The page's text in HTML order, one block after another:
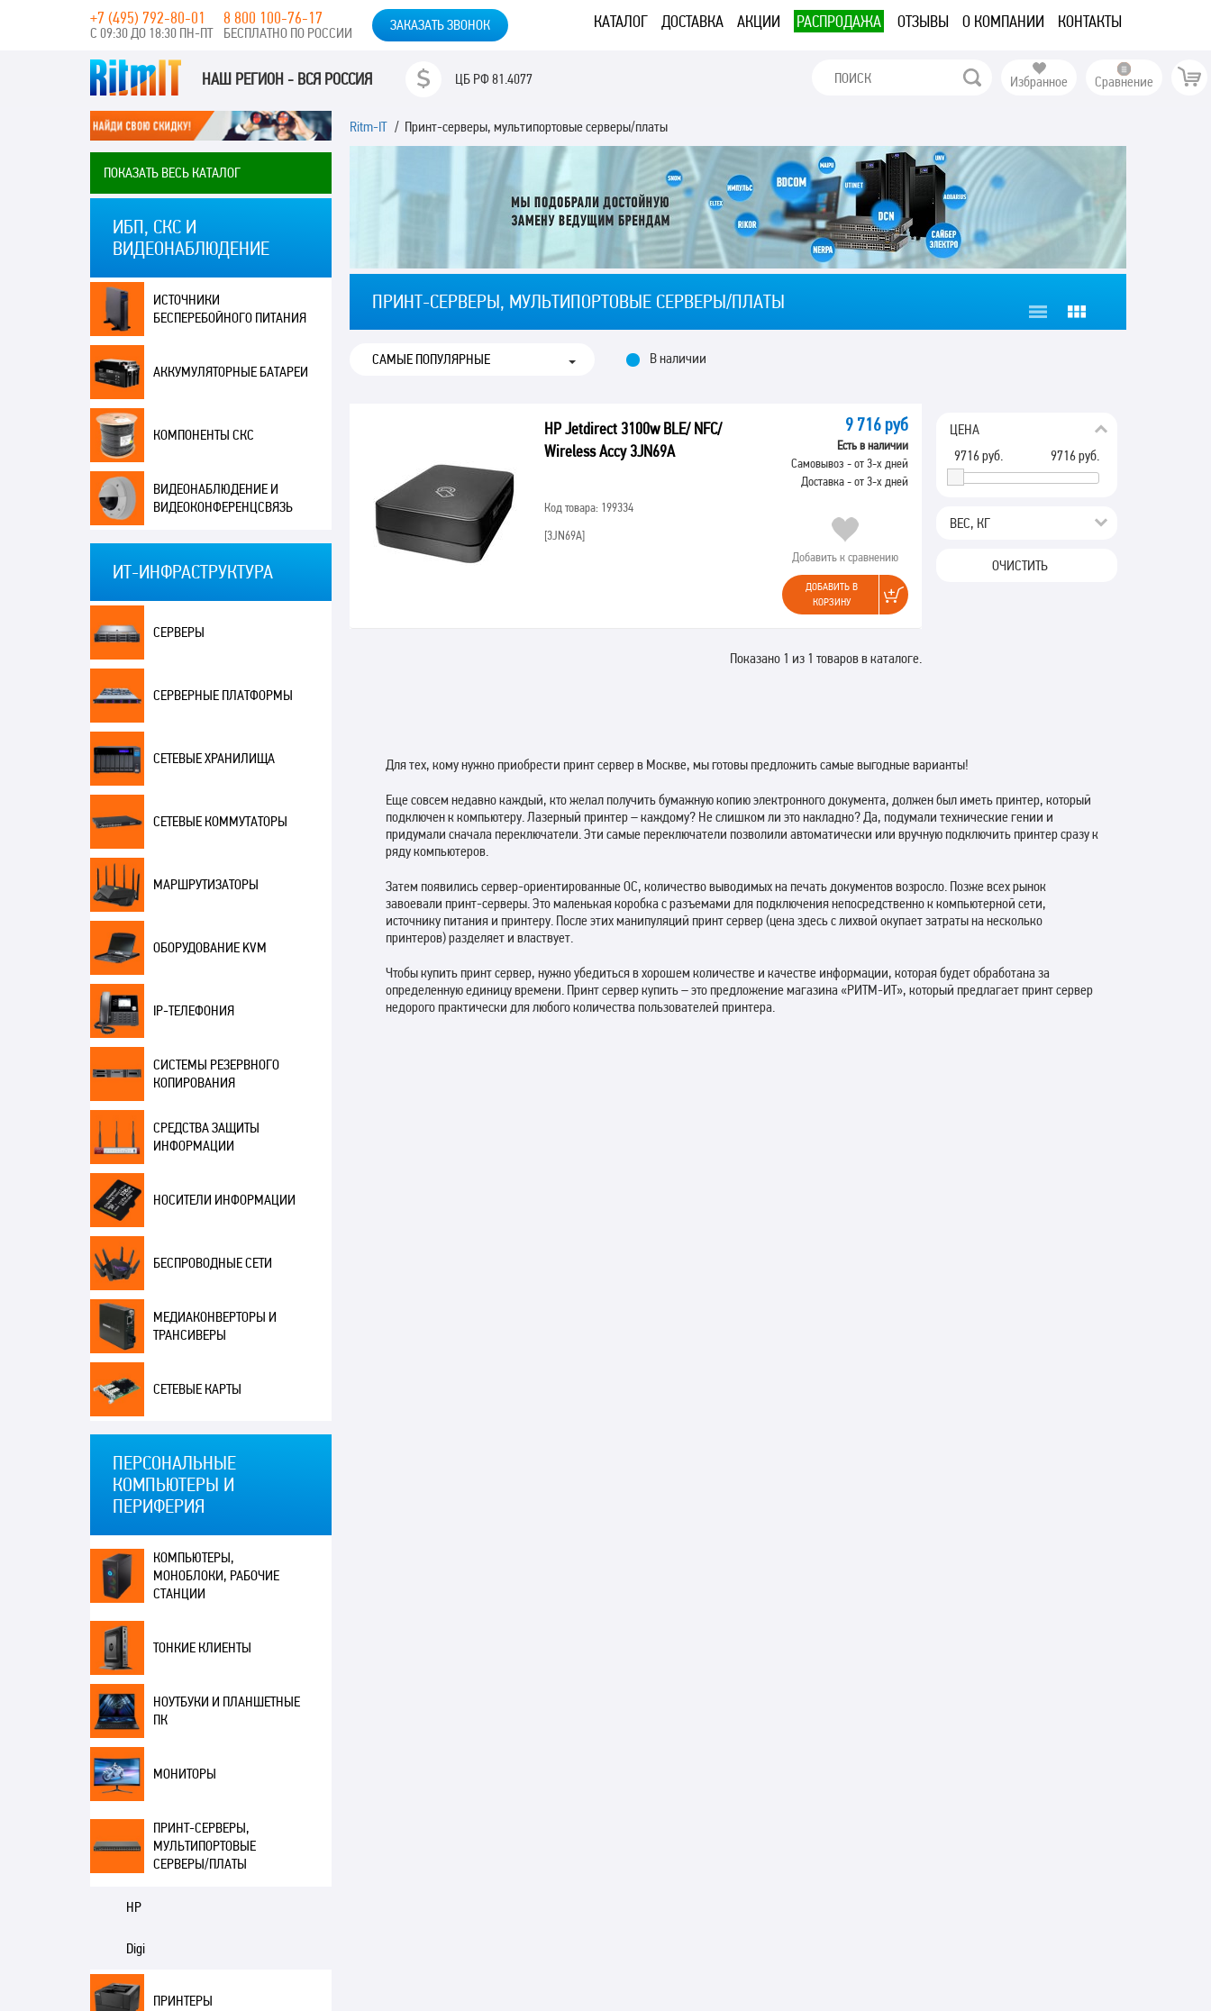
КАТАЛОГ ДОСТАВКА АКЦИИ РАСПРОДАЖА ОТЗЫВЫ О КОМПАНИИ КОНТАКТЫ
+7 (495) 792-80-01
С 09:30 ДО 18:30 ПН-ПТ
8 800 100-76-17
БЕСПЛАТНО ПО РОССИИ ЗАКАЗАТЬ ЗВОНОК
НАШ РЕГИОН - ВСЯ РОССИЯ ЦБ РФ81.4077 Избранное Сравнение
ПОКАЗАТЬ ВЕСЬ КАТАЛОГ
ИБП, СКС И
ВИДЕОНАБЛЮДЕНИЕ
ИСТОЧНИКИ
БЕСПЕРЕБОЙНОГО ПИТАНИЯ
АККУМУЛЯТОРНЫЕ БАТАРЕИ
КОМПОНЕНТЫ СКС
ВИДЕОНАБЛЮДЕНИЕ И
ВИДЕОКОНФЕРЕНЦСВЯЗЬ
ИТ-ИНФРАСТРУКТУРА
СЕРВЕРЫ
СЕРВЕРНЫЕ ПЛАТФОРМЫ
СЕТЕВЫЕ ХРАНИЛИЩА
СЕТЕВЫЕ КОММУТАТОРЫ
МАРШРУТИЗАТОРЫ
ОБОРУДОВАНИЕ KVM
IP-ТЕЛЕФОНИЯ
СИСТЕМЫ РЕЗЕРВНОГО
КОПИРОВАНИЯ
СРЕДСТВА ЗАЩИТЫ
ИНФОРМАЦИИ
НОСИТЕЛИ ИНФОРМАЦИИ
БЕСПРОВОДНЫЕ СЕТИ
МЕДИАКОНВЕРТОРЫ И
ТРАНСИВЕРЫ
СЕТЕВЫЕ КАРТЫ
ПЕРСОНАЛЬНЫЕ
КОМПЬЮТЕРЫ И
ПЕРИФЕРИЯ
КОМПЬЮТЕРЫ,
МОНОБЛОКИ, РАБОЧИЕ
СТАНЦИИ
ТОНКИЕ КЛИЕНТЫ
НОУТБУКИ И ПЛАНШЕТНЫЕ
ПК
МОНИТОРЫ
ПРИНТ-СЕРВЕРЫ,
МУЛЬТИПОРТОВЫЕ
СЕРВЕРЫ/ПЛАТЫ
HP
Digi
ПРИНТЕРЫ
Ritm-IT/ Принт-серверы, мультипортовые серверы/платы
ПРИНТ-СЕРВЕРЫ, МУЛЬТИПОРТОВЫЕ СЕРВЕРЫ/ПЛАТЫ
В наличии
ЦЕНА
9716руб.
9716руб.
ВЕС, КГ
ОЧИСТИТЬ
HP Jetdirect 3100w BLE/ NFC/
Wireless Accy 3JN69A
Код товара: 199334
[3JN69A]
9 716 руб
Есть в наличии
Самовывоз - от 3-х дней
Доставка - от 3-х дней
Добавить к сравнению
ДОБАВИТЬ В
КОРЗИНУ
Показано 1 из 1 товаров в каталоге.
Для тех, кому нужно приобрести принт сервер в Москве, мы готовы предложить самые выгодные варианты!
Еще совсем недавно каждый, кто желал получить бумажную копию электронного документа, должен был иметь принтер, который
подключен к компьютеру. Лазерный принтер – каждому? Не слишком ли это накладно? Да, подумали технические гении и
придумали сначала переключатели. Эти самые переключатели позволили автоматически или вручную подключить принтер сразу к
ряду компьютеров.
Затем появились сервер-ориентированные ОС, количество выводимых на печать документов возросло. Позже всех рынок
завоевали принт-серверы. Это маленькая коробка с разъемами для подключения непосредственно к компьютерной сети,
источнику питания и принтеру. После этих манипуляций принт сервер (цена здесь с лихвой окупает затраты на несколько
принтеров) разделяет и властвует.
Чтобы купить принт сервер, нужно убедиться в хорошем количестве и качестве информации, которая будет обработана за
определенную единицу времени. Принт сервер купить – это предложение магазина «РИТМ-ИТ», который предлагает принт сервер
недорого практически для любого количества пользователей принтера.